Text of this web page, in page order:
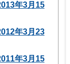
年3月15
年3月23
年3月15